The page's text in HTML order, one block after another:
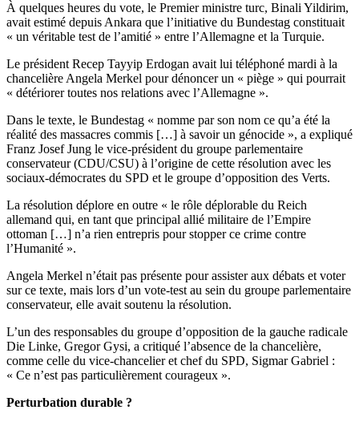
À quelques heures du vote, le Premier ministre turc, Binali Yildirim,
avait estimé depuis Ankara que l’initiative du Bundestag constituait
« un véritable test de l’amitié » entre l’Allemagne et la Turquie.
Le président Recep Tayyip Erdogan avait lui téléphoné mardi à la
chancelière Angela Merkel pour dénoncer un « piège » qui pourrait
« détériorer toutes nos relations avec l’Allemagne ».
Dans le texte, le Bundestag « nomme par son nom ce qu’a été la
réalité des massacres commis […] à savoir un génocide », a expliqué
Franz Josef Jung le vice-président du groupe parlementaire
conservateur (CDU/CSU) à l’origine de cette résolution avec les
sociaux-démocrates du SPD et le groupe d’opposition des Verts.
La résolution déplore en outre « le rôle déplorable du Reich
allemand qui, en tant que principal allié militaire de l’Empire
ottoman […] n’a rien entrepris pour stopper ce crime contre
l’Humanité ».
Angela Merkel n’était pas présente pour assister aux débats et voter
sur ce texte, mais lors d’un vote-test au sein du groupe parlementaire
conservateur, elle avait soutenu la résolution.
L’un des responsables du groupe d’opposition de la gauche radicale
Die Linke, Gregor Gysi, a critiqué l’absence de la chancelière,
comme celle du vice-chancelier et chef du SPD, Sigmar Gabriel :
« Ce n’est pas particulièrement courageux ».
Perturbation durable ?